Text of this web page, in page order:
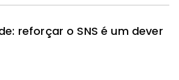
reforçar o SNS é um dever